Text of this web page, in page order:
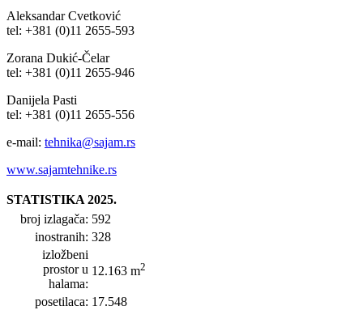
Aleksandar Cvetković
tel: +381 (0)11 2655-593
Zorana Dukić-Čelar
tel: +381 (0)11 2655-946
Danijela Pasti
tel: +381 (0)11 2655-556
e-mail: tehnika@sajam.rs
www.sajamtehnike.rs
STATISTIKA 2025.
broj izlagača: 592
inostranih: 328
izložbeni
prostor u
halama:
12.163 m2
posetilaca: 17.548